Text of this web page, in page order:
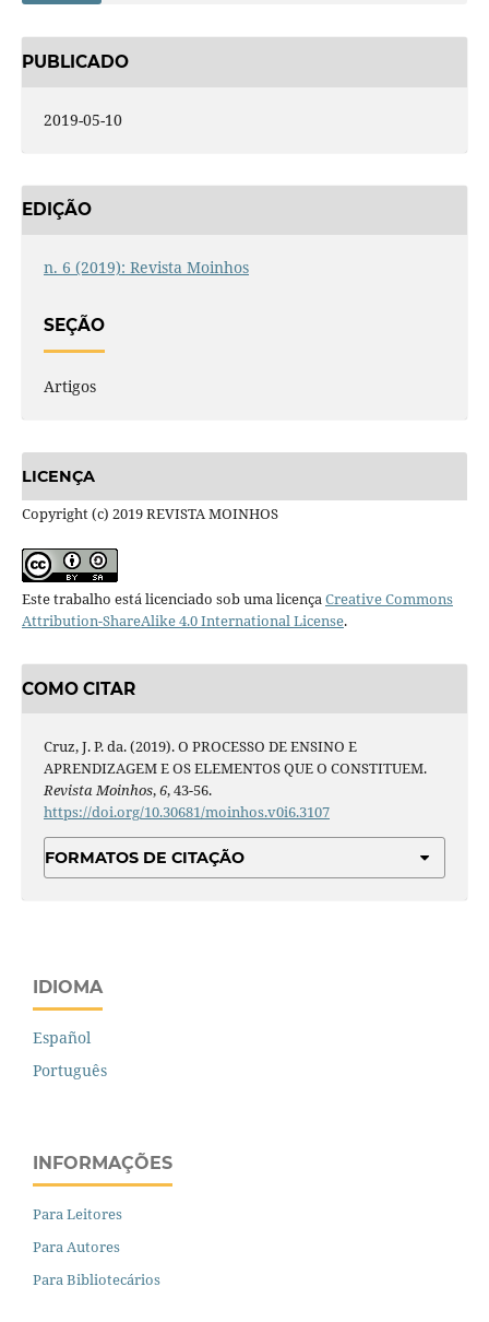
PUBLICADO
2019-05-10
EDIÇÃO
n. 6 (2019): Revista Moinhos
SEÇÃO
Artigos
LICENÇA
Copyright (c) 2019 REVISTA MOINHOS
Este trabalho está licenciado sob uma licençaCreative Commons
Attribution-ShareAlike 4.0 International License.
COMO CITAR
Cruz, J. P. da. (2019). O PROCESSO DE ENSINO E
APRENDIZAGEM E OS ELEMENTOS QUE O CONSTITUEM.
Revista Moinhos,6, 43-56.
https://doi.org/10.30681/moinhos.v0i6.3107
FORMATOS DE CITAÇÃO
IDIOMA
Español
Português
INFORMAÇÕES
Para Leitores
Para Autores
Para Bibliotecários